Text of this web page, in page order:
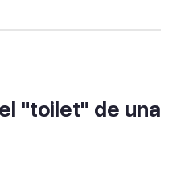
"toilet" de una